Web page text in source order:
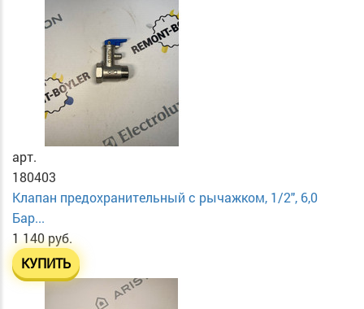
арт.
180403
Клапан предохранительный с рычажком, 1/2", 6,0
Бар...
1 140 руб.
КУПИТЬ